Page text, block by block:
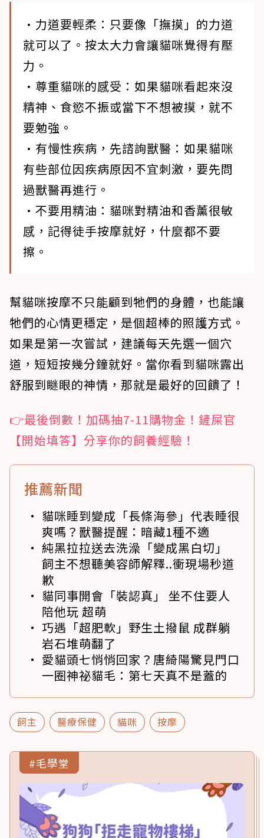
•力道要輕柔 ：只要像「撫摸」的力道
就可以了。按太大力會讓貓咪覺得有壓
力。
•尊重貓咪的感受 ：如果貓咪看起來沒
精神、食慾不振或當下不想被摸，就不
要勉強。
•有慢性疾病，先諮詢獸醫： 如果貓咪
有些部位因疾病原因不宜刺激，要先問
過獸醫再進行。
•不要用精油 ：貓咪對精油和香薰很敏
感，記得徒手按摩就好，什麼都不要
擦。
幫貓咪按摩不只能顧到牠們的身體，也能讓
牠們的心情更穩定，是個超棒的照護方式。
如果是第一次嘗試，建議每天先選一個穴
道，短短按幾分鐘就好。當你看到貓咪露出
舒服到瞇眼的神情，那就是最好的回饋了！
👉最後倒數！加碼抽7-11購物金！鏟屎官
【開始填答】分享你的飼養經驗！
推薦新聞
貓咪睡到變成「長條海參」代表睡很
爽嗎？獸醫提醒：暗藏1種不適
純黑拉拉送去洗澡「變成黑白切」
飼主不想聽美容師解釋..衝現場秒道
歉
貓同事開會「裝認真」 坐不住要人
陪他玩 超萌
巧遇「超肥軟」野生土撥鼠 成群躺
岩石堆萌翻了
愛貓頭七悄悄回家？唐綺陽驚見門口
一圈神祕貓毛：第七天真不是蓋的
飼主 醫療保健 貓咪 按摩
#毛學堂